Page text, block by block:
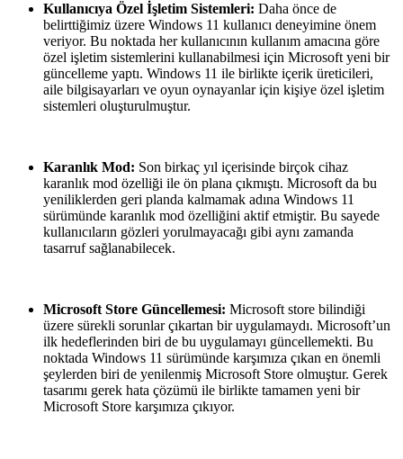
Kullanıcıya Özel İşletim Sistemleri: Daha önce de
belirttiğimiz üzere Windows 11 kullanıcı deneyimine önem
veriyor. Bu noktada her kullanıcının kullanım amacına göre
özel işletim sistemlerini kullanabilmesi için Microsoft yeni bir
güncelleme yaptı. Windows 11 ile birlikte içerik üreticileri,
aile bilgisayarları ve oyun oynayanlar için kişiye özel işletim
sistemleri oluşturulmuştur.
Karanlık Mod: Son birkaç yıl içerisinde birçok cihaz
karanlık mod özelliği ile ön plana çıkmıştı. Microsoft da bu
yeniliklerden geri planda kalmamak adına Windows 11
sürümünde karanlık mod özelliğini aktif etmiştir. Bu sayede
kullanıcıların gözleri yorulmayacağı gibi aynı zamanda
tasarruf sağlanabilecek.
Microsoft Store Güncellemesi: Microsoft store bilindiği
üzere sürekli sorunlar çıkartan bir uygulamaydı. Microsoft’un
ilk hedeflerinden biri de bu uygulamayı güncellemekti. Bu
noktada Windows 11 sürümünde karşımıza çıkan en önemli
şeylerden biri de yenilenmiş Microsoft Store olmuştur. Gerek
tasarımı gerek hata çözümü ile birlikte tamamen yeni bir
Microsoft Store karşımıza çıkıyor.